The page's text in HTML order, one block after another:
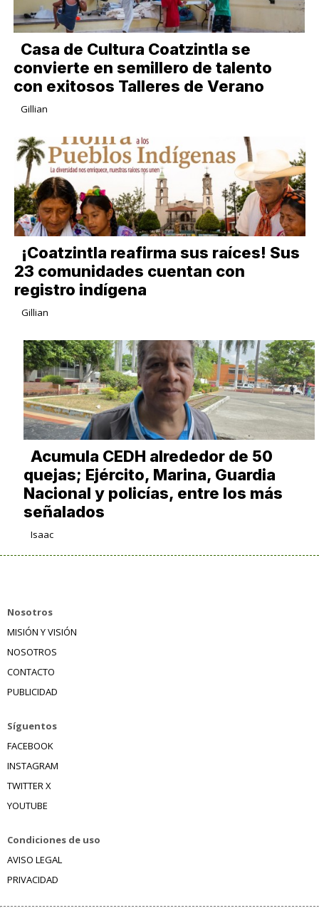
Casa de Cultura Coatzintla se
convierte en semillero de talento
con exitosos Talleres de Verano
Gillian
¡Coatzintla reafirma sus raíces! Sus
23 comunidades cuentan con
registro indígena
Gillian
Acumula CEDH alrededor de 50
quejas; Ejército, Marina, Guardia
Nacional y policías, entre los más
señalados
Isaac
Nosotros
MISIÓN Y VISIÓN
NOSOTROS
CONTACTO
PUBLICIDAD
Síguentos
FACEBOOK
INSTAGRAM
TWITTER X
YOUTUBE
Condiciones de uso
AVISO LEGAL
PRIVACIDAD